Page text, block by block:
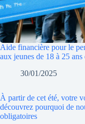
Aide financière pour le
aux jeunes de 18 à 25 ans
30/01/2025
À partir de cet été, votre
découvrez pourquoi de
obligatoires